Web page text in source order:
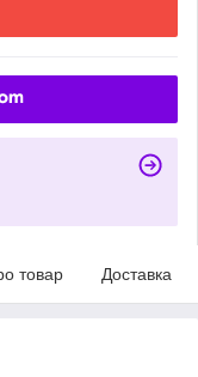
товар Доставка